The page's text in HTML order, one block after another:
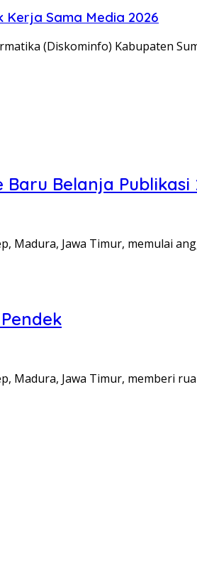
Kerja Sama Media 2026
(Diskominfo) Kabupaten
Belanja Publikasi
Madura, Jawa Timur, memulai
Madura, Jawa Timur, memberi